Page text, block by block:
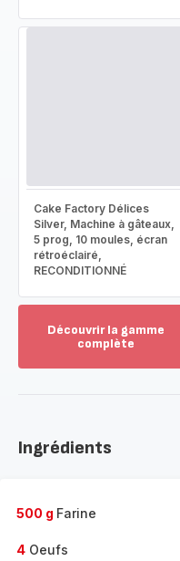
Cake Factory Délices
Silver, Machine à gâteaux,
5 prog, 10 moules, écran
rétroéclairé,
RECONDITIONNÉ
Découvrir la gamme
complète
gamme
Ingrédients
500 g Farine
4 Oeufs